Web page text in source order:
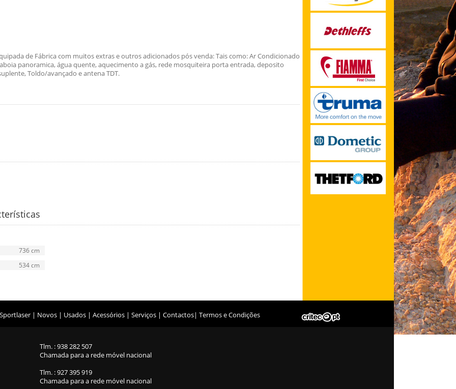
de Fábrica com muitos extras e outros adicionados pós venda: Tais como: Ar Condicionado
panoramica, água quente, aquecimento a gás, rede mosquiteira porta entrada, deposito
Toldo/avançado e antena TDT.
736 cm
534 cm
Sportlaser | Novos | Usados | Acessórios | Serviços | Contactos| Termos e Condições
Tlm. : 938 282 507
Chamada para a rede móvel nacional
Tlm. : 927 395 919
Chamada para a rede móvel nacional